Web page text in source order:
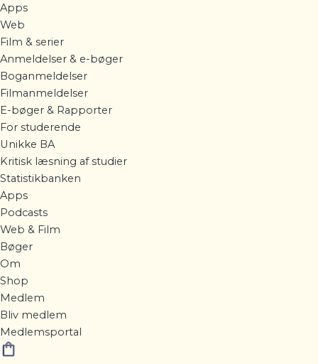
Apps
Web
Film & serier
Anmeldelser & e-bøger
Boganmeldelser
Filmanmeldelser
E-bøger & Rapporter
For studerende
Unikke BA
Kritisk læsning af studier
Statistikbanken
Apps
Podcasts
Web & Film
Bøger
Om
Shop
Medlem
Bliv medlem
Medlemsportal